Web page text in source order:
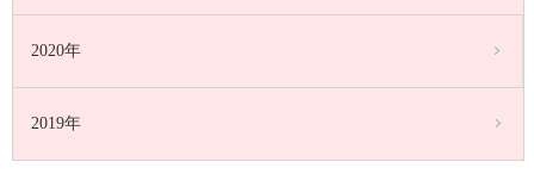
2020年
2019年